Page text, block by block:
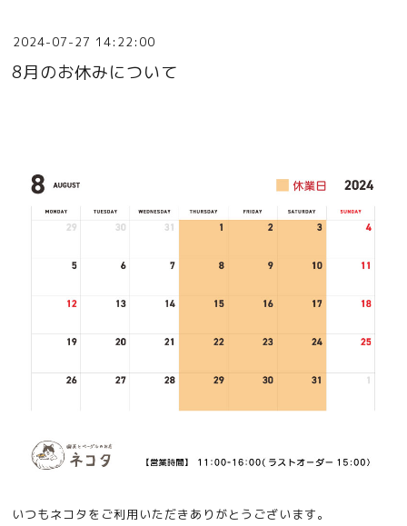
2024-07-27 14:22:00
8月のお休みについて
いつもネコタをご利用いただきありがとうございます。